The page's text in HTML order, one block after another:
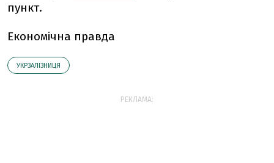
пункт.
Економічна правда
УКРЗАЛІЗНИЦЯ
РЕКЛАМА: